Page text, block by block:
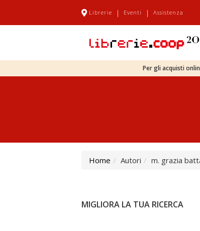
Librerie | Eventi | Assistenza
Per gli acquisti
Home Autori m. grazia
MIGLIORA LA TUA RICERCA